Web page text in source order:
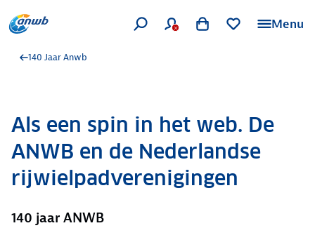
Menu
140 Jaar Anwb
Als een spin in het web. De
ANWB en de Nederlandse
rijwielpadverenigingen
140 jaar ANWB